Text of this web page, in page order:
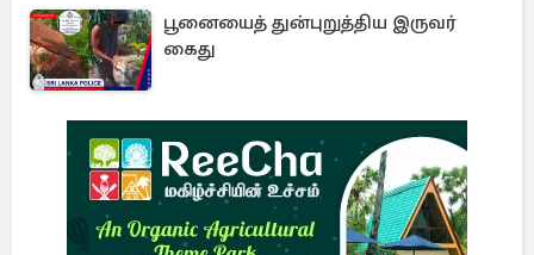
பூனையைத் துன்புறுத்திய இருவர்
கைது